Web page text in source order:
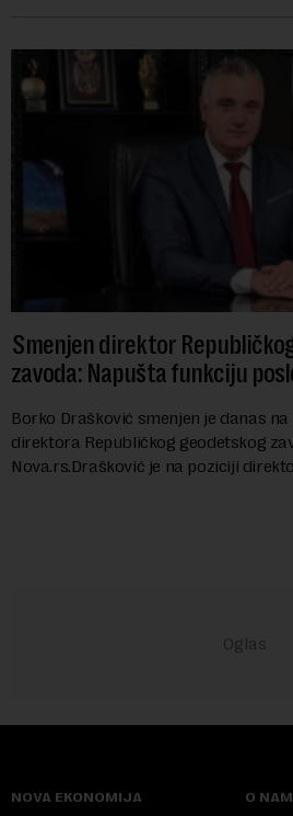
Smenjen direktor
zavoda: Napušta funkciju
Borko Drašković smenjen je danas
direktora Republičkog geodetskog
Nova.rs.Drašković je na poziciji
NOVA EKONOMIJA O